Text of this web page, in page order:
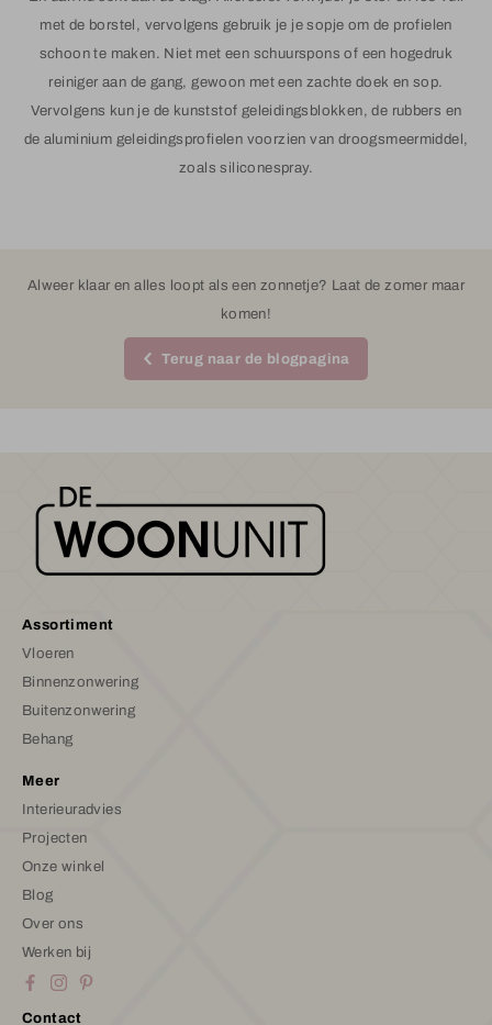
met de borstel, vervolgens gebruik je je sopje om de profielen
schoon te maken. Niet met een schuurspons of een hogedruk
reiniger aan de gang, gewoon met een zachte doek en sop.
Vervolgens kun je de kunststof geleidingsblokken, de rubbers en
de aluminium geleidingsprofielen voorzien van droogsmeermiddel,
zoals siliconespray.
Alweer klaar en alles loopt als een zonnetje? Laat de zomer maar
komen!
Terug naar de blogpagina
Assortiment
Vloeren
Binnenzonwering
Buitenzonwering
Behang
Meer
Interieuradvies
Projecten
Onze winkel
Blog
Over ons
Werken bij
Contact